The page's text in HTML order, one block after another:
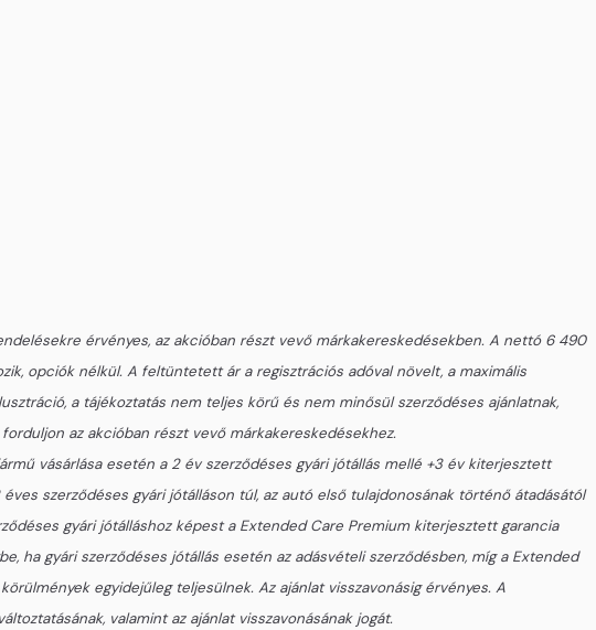
érvényes, az akcióban részt vevő márkakereskedésekben. A nettó 6 490
opciók nélkül. A feltüntetett ár a regisztrációs adóval növelt, a maximális
a tájékoztatás nem teljes körű és nem minősül szerződéses ajánlatnak,
az akcióban részt vevő márkakereskedésekhez.
vásárlása esetén a 2 év szerződéses gyári jótállás mellé +3 év kiterjesztett
szerződéses gyári jótálláson túl, az autó első tulajdonosának történő átadásától
gyári jótálláshoz képest a Extended Care Premium kiterjesztett garancia
ha gyári szerződéses jótállás esetén az adásvételi szerződésben, míg a Extended
egyidejűleg teljesülnek. Az ajánlat visszavonásig érvényes. A
valamint az ajánlat visszavonásának jogát.